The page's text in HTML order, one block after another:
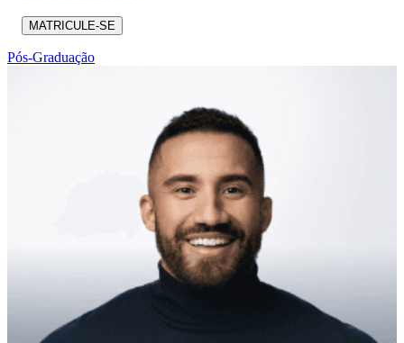
MATRICULE-SE
Pós-Graduação